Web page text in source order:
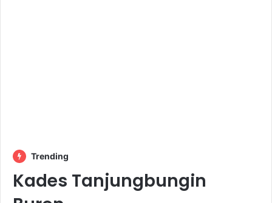
Trending
Kades Tanjungbungin